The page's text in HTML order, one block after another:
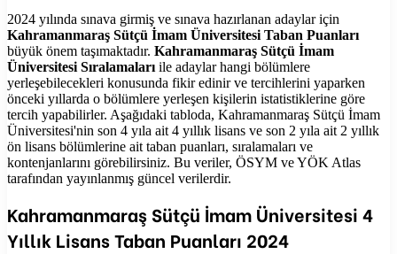
2024 yılında sınava girmiş ve sınava hazırlanan adaylar için
Kahramanmaraş Sütçü İmam Üniversitesi Taban Puanları
büyük önem taşımaktadır. Kahramanmaraş Sütçü İmam
Üniversitesi Sıralamaları ile adaylar hangi bölümlere
yerleşebilecekleri konusunda fikir edinir ve tercihlerini yaparken
önceki yıllarda o bölümlere yerleşen kişilerin istatistiklerine göre
tercih yapabilirler. Aşağıdaki tabloda, Kahramanmaraş Sütçü İmam
Üniversitesi'nin son 4 yıla ait 4 yıllık lisans ve son 2 yıla ait 2 yıllık
ön lisans bölümlerine ait taban puanları, sıralamaları ve
kontenjanlarını görebilirsiniz. Bu veriler, ÖSYM ve YÖK Atlas
tarafından yayınlanmış güncel verilerdir.
Kahramanmaraş Sütçü İmam Üniversitesi 4
Yıllık Lisans Taban Puanları 2024